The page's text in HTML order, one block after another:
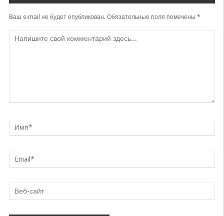
Ваш e-mail не будет опубликован.Обязательные поля помечены *